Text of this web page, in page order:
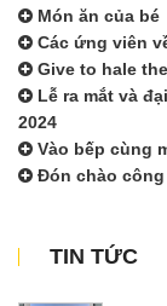
Món ăn của bé
Các ứng viên
Give to hale
Lễ ra mắt và
2024
Vào bếp cùng
Đón chào
TIN TỨC